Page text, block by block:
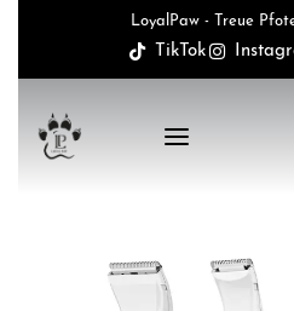
LoyalPaw - Treue
TikTok